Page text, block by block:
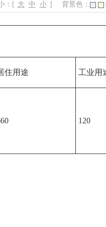
：[ 大 中 小 ] 背景色：
住用途 工业用
120